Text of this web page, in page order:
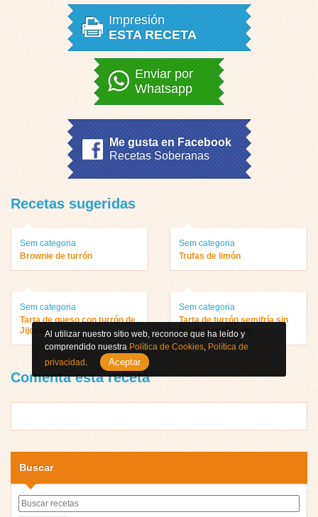
Impresión
ESTA RECETA
Enviar por
Whatsapp
Me gusta en Facebook
Recetas Soberanas
Recetas sugeridas
Sem categoria
Brownie de turrón
Sem categoria
Trufas de limón
Sem categoria
Tarta de queso con turrón de
Jijona
Sem categoria
Tarta de turrón semifría sin
horno y sin huevo
Comenta esta receta
Buscar
Al utilizar nuestro sitio web, reconoce que ha leído y
comprendido nuestra Política de Cookies, Política de
privacidad . Aceptar